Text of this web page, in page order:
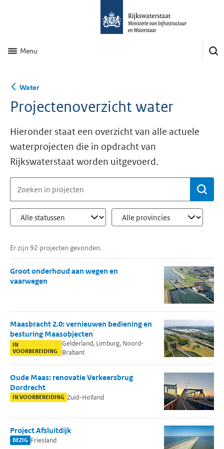
Menu
Water
Projectenoverzicht water
Hieronder staat een overzicht van alle actuele
waterprojecten die in opdracht van
Rijkswaterstaat worden uitgevoerd.
Er zijn 92 projecten gevonden.
Groot onderhoud aan wegen en
vaarwegen
Maasbracht 2.0: vernieuwen bediening en
besturing Maasobjecten
IN
VOORBEREIDING
Gelderland, Limburg, Noord-
Brabant
Oude Maas: renovatie Verkeersbrug
Dordrecht
IN VOORBEREIDING Zuid-Holland
Project Afsluitdijk
BEZIG Friesland